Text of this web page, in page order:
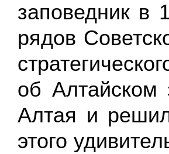
заповедник в
рядов
об Алтайском
Алтая и
этого